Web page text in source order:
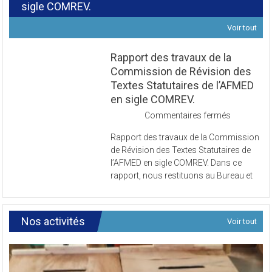
sigle COMREV.
Voir tout
Rapport des travaux de la
Commission de Révision des
Textes Statutaires de l’AFMED
en sigle COMREV.
Commentaires fermés
des
travaux
de
la
de
Révision
Textes
Statutaires
de
Rapport des travaux de la Commission
de Révision des Textes Statutaires de
l’AFMED en sigle COMREV. Dans ce
rapport, nous restituons au Bureau et
Nos activités Voir tout